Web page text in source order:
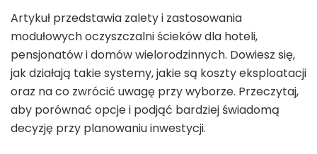
Artykuł przedstawia zalety i zastosowania
modułowych oczyszczalni ścieków dla hoteli,
pensjonatów i domów wielorodzinnych. Dowiesz się,
jak działają takie systemy, jakie są koszty eksploatacji
oraz na co zwrócić uwagę przy wyborze. Przeczytaj,
aby porównać opcje i podjąć bardziej świadomą
decyzję przy planowaniu inwestycji.